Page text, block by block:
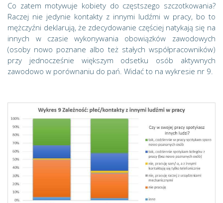
Co zatem motywuje kobiety do częstszego szczotkowania?
Raczej nie jedynie kontakty z innymi ludźmi w pracy, bo to
mężczyźni deklarują, że zdecydowanie częściej natykają się na
innych w czasie wykonywania obowiązków zawodowych
(osoby nowo poznane albo też stałych współpracowników)
przy jednocześnie większym odsetku osób aktywnych
zawodowo w porównaniu do pań. Widać to na wykresie nr 9.